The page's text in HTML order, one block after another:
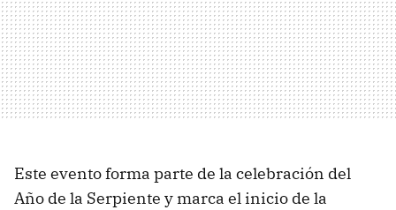
Este evento forma parte de la celebración del
Año de la Serpiente y marca el inicio de la